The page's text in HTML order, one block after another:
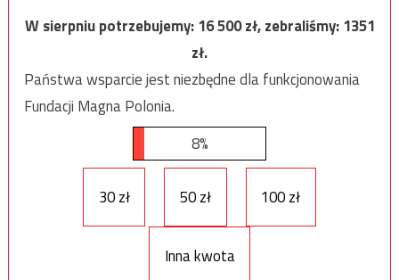
W sierpniu potrzebujemy:16 500zł, zebraliśmy:1351
zł.
Państwa wsparcie jest niezbędne dla funkcjonowania
Fundacji Magna Polonia.
8%
30 zł 50 zł 100 zł
Inna kwota